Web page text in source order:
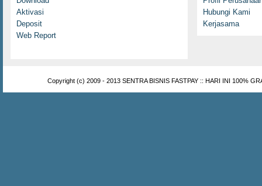
Aktivasi
Deposit
Web Report
Hubungi Kami
Kerjasama
Copyright (c) 2009 - 2013 SENTRA BISNIS FASTPAY :: HARI INI 100%